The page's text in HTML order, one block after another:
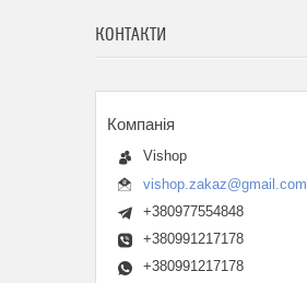
КОНТАКТИ
Vishop
vishop.zakaz@gmail.com
+380977554848
+380991217178
+380991217178